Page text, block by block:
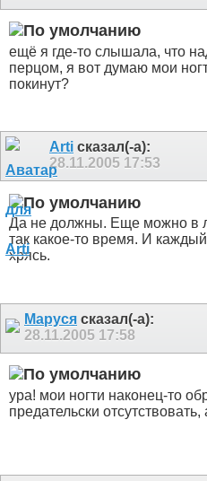
ещё я где-то слышала, что
перцом, я вот думаю мои
покинут?
Arti сказал(-а):
28.11.2005 17:53
Да не должны. Еще можно в
так какое-то время. И
хрясь.
Маруся сказал(-а):
28.11.2005 17:58
ура! мои ногти наконец-то
предательски